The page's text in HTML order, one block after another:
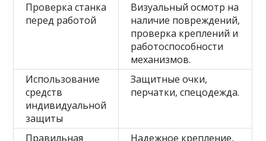
Проверка станка
перед работой
Визуальный осмотр на
наличие повреждений,
проверка креплений и
работоспособности
механизмов.
Использование
средств
индивидуальной
защиты
Защитные очки,
перчатки, спецодежда.
Правильная
Надежное крепление,